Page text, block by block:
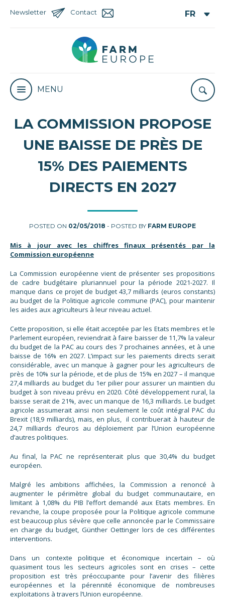
Newsletter Contact
MENU
LA COMMISSION PROPOSE
UNE BAISSE DE PRÈS DE
15% DES PAIEMENTS
DIRECTS EN 2027
POSTED ON 02/05/2018 - POSTED BY FARM EUROPE
Mis à jour avec les chiffres finaux présentés par la
Commission européenne
La Commission européenne vient de présenter ses propositions
de cadre budgétaire pluriannuel pour la période 2021-2027. Il
manque dans ce projet de budget 43,7 milliards (euros constants)
au budget de la Politique agricole commune (PAC), pour maintenir
les aides aux agriculteurs à leur niveau actuel.
Cette proposition, si elle était acceptée par les Etats membres et le
Parlement européen, reviendrait à faire baisser de 11,7% la valeur
du budget de la PAC au cours des 7 prochaines années, et à une
baisse de 16% en 2027. L’impact sur les paiements directs serait
considérable, avec un manque à gagner pour les agriculteurs de
près de 10% sur la période, et de plus de 15% en 2027 – il manque
27,4 milliards au budget du 1er pilier pour assurer un maintien du
budget à son niveau prévu en 2020. Côté développement rural, la
baisse serait de 21%, avec un manque de 16,3 milliards. Le budget
agricole assumerait ainsi non seulement le coût intégral PAC du
Brexit (18,9 milliards), mais, en plus, il contribuerait à hauteur de
24,7 milliards d’euros au déploiement par l’Union européenne
d’autres politiques.
Au final, la PAC ne représenterait plus que 30,4% du budget
européen.
Malgré les ambitions affichées, la Commission a renoncé à
augmenter le périmètre global du budget communautaire, en
limitant à 1,08% du PIB l’effort demandé aux Etats membres. En
revanche, la coupe proposée pour la Politique agricole commune
est beaucoup plus sévère que celle annoncée par le Commissaire
en charge du budget, Günther Oettinger lors de ces différentes
interventions.
Dans un contexte politique et économique incertain – où
quasiment tous les secteurs agricoles sont en crises – cette
proposition est très préoccupante pour l’avenir des filières
européennes et la pérennité économique de nombreuses
exploitations à travers l’Union européenne.